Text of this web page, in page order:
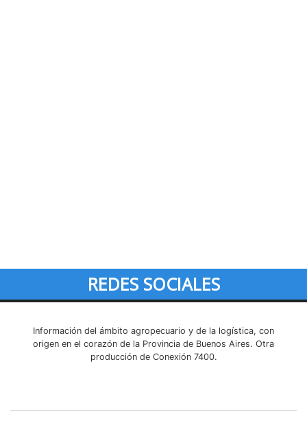
REDES SOCIALES
Información del ámbito agropecuario y de la logística, con
origen en el corazón de la Provincia de Buenos Aires. Otra
producción de Conexión 7400.